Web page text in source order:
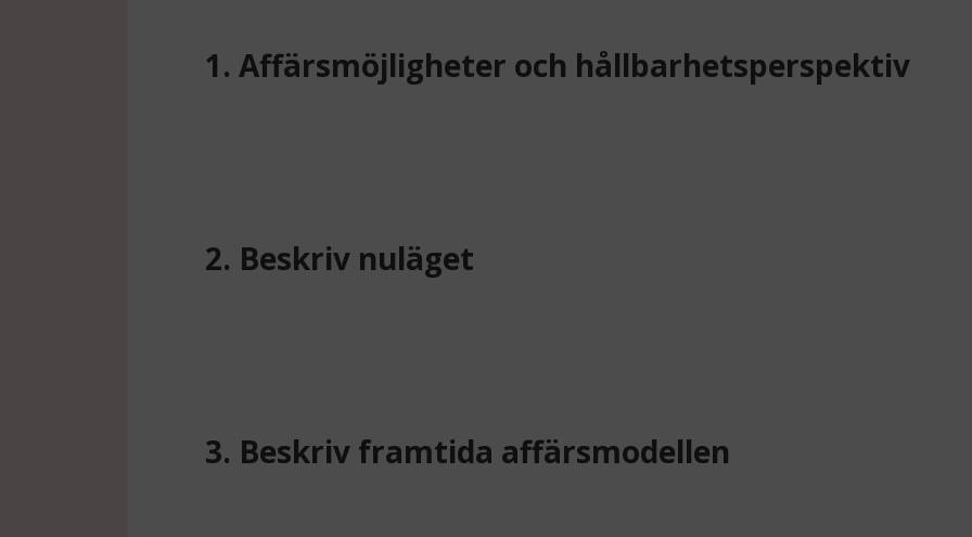
1. Affärsmöjligheter och hållbarhetsperspektiv
2. Beskriv nuläget
3. Beskriv framtida affärsmodellen